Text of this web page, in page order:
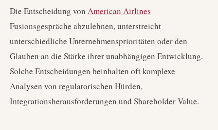
Die Entscheidung von American Airlines
Fusionsgespräche abzulehnen, unterstreicht
unterschiedliche Unternehmensprioritäten oder den
Glauben an die Stärke ihrer unabhängigen Entwicklung.
Solche Entscheidungen beinhalten oft komplexe
Analysen von regulatorischen Hürden,
Integrationsherausforderungen und Shareholder Value.